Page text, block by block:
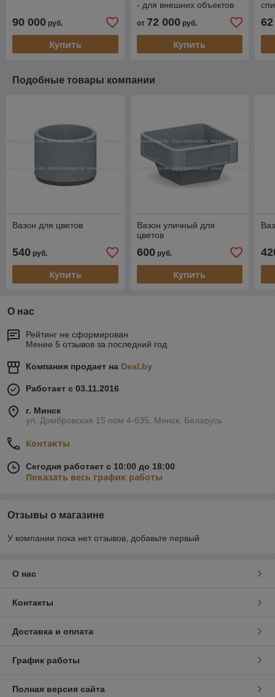
90 000 руб.
Купить
- для внешних объектов
от 72 000руб.
Купить
Подобные товары компании
Вазон для цветов
540 руб.
Купить
Вазон уличный для
цветов
600руб.
Купить
О нас
Рейтинг не сформирован
Менее 5 отзывов за последний год
Компания продает на Deal.by
Работает с 03.11.2016
г. Минск
ул. Домбровская 15 пом 4-635, Минск, Беларусь
Контакты
Сегодня работает с 10:00 до 18:00
Показать весь график работы
Отзывы о магазине
У компании пока нет отзывов, добавьте первый
О нас
Контакты
Доставка и оплата
График работы
Полная версия сайта